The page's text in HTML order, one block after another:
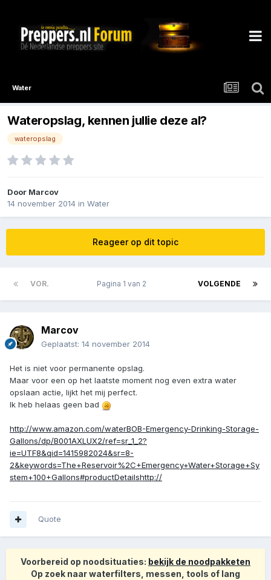
Water
Wateropslag, kennen jullie deze al?
wateropslag
Door Marcov
14 november 2014 in Water
Reageer op dit topic
VOR. VOLGENDE
Pagina 1 van 2
Marcov
Geplaatst: 14 november 2014
Het is niet voor permanente opslag.
Maar voor een op het laatste moment nog even extra water
opslaan actie, lijkt het mij perfect.
Ik heb helaas geen bad
http://www.amazon.com/waterBOB-Emergency-Drinking-Storage-
Gallons/dp/B001AXLUX2/ref=sr_1_2?
ie=UTF8&qid=1415982024&sr=8-
2&keywords=The+Reservoir%2C+Emergency+Water+Storage+Sy
stem+100+Gallons#productDetailshttp://
Quote
Voorbereid op noodsituaties: bekijk de noodpakketen
Op zoek naar waterfilters, messen, tools of lang